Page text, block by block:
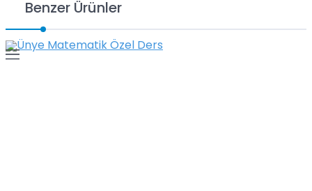
Benzer Ürünler